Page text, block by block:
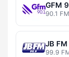
GFM
90.1
JB FM
99.9